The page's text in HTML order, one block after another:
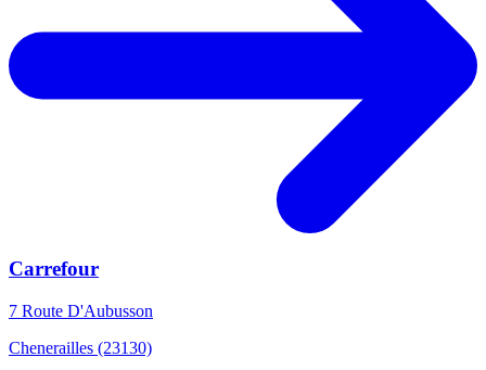
Carrefour
7 Route D'Aubusson
Chenerailles (23130)